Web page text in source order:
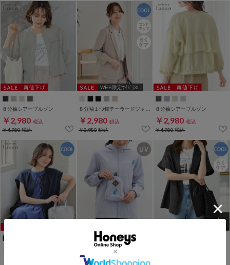
８分袖シアーブルゾン
￥2,980 税込
￥4,980税込
WEB限定ｻｲｽﾞ[3L]
８分袖１つ釦テーラードジャケット
￥2,980 税込
￥3,980税込
８分袖シアーブルゾン
￥2,980 税込
￥4,980税込
ドロスト使いジップベスト
￥2,980 税込